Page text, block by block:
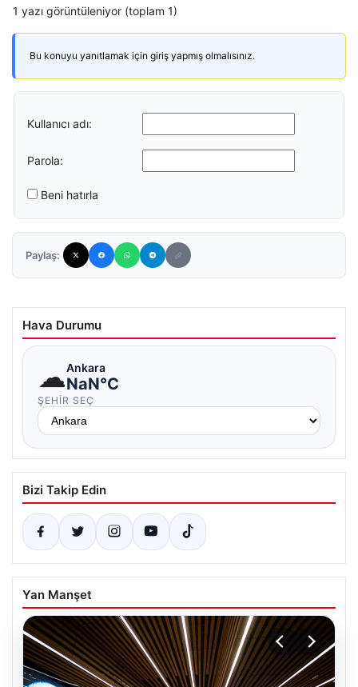
1 yazı görüntüleniyor (toplam 1)
Bu konuyu yanıtlamak için giriş yapmış olmalısınız.
Kullanıcı adı:
Parola:
Beni hatırla
Paylaş:
Hava Durumu
☁Ankara
NaN°C
ŞEHIR SEÇ
Bizi Takip Edin
Yan Manşet